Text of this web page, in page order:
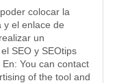
colocar la
el enlace de
un
SEO y SEOtips
You can contact
of the tool and